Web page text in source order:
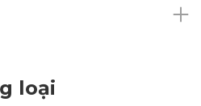
loại